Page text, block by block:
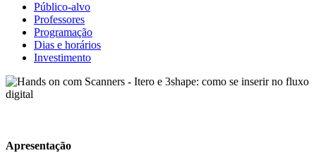
Público-alvo
Professores
Programação
Dias e horários
Investimento
Apresentação